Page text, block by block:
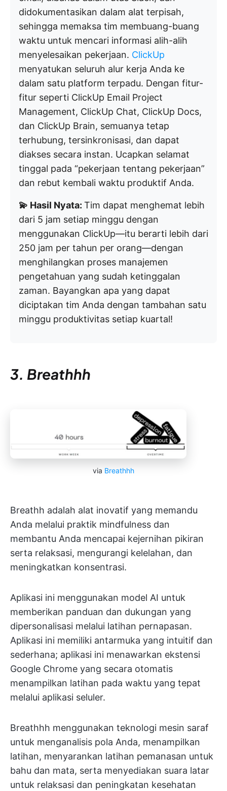
didokumentasikan dalam alat terpisah,
sehingga memaksa tim membuang-buang
waktu untuk mencari informasi alih-alih
menyelesaikan pekerjaan. ClickUp
menyatukan seluruh alur kerja Anda ke
dalam satu platform terpadu. Dengan fitur-
fitur seperti ClickUp Email Project
Management, ClickUp Chat, ClickUp Docs,
dan ClickUp Brain, semuanya tetap
terhubung, tersinkronisasi, dan dapat
diakses secara instan. Ucapkan selamat
tinggal pada “pekerjaan tentang pekerjaan”
dan rebut kembali waktu produktif Anda.
💫 Hasil Nyata: Tim dapat menghemat lebih
dari 5 jam setiap minggu dengan
menggunakan ClickUp—itu berarti lebih dari
250 jam per tahun per orang—dengan
menghilangkan proses manajemen
pengetahuan yang sudah ketinggalan
zaman. Bayangkan apa yang dapat
diciptakan tim Anda dengan tambahan satu
minggu produktivitas setiap kuartal!
3. Breathhh
via Breathhh
Breathh adalah alat inovatif yang memandu
Anda melalui praktik mindfulness dan
membantu Anda mencapai kejernihan pikiran
serta relaksasi, mengurangi kelelahan, dan
meningkatkan konsentrasi.
Aplikasi ini menggunakan model AI untuk
memberikan panduan dan dukungan yang
dipersonalisasi melalui latihan pernapasan.
Aplikasi ini memiliki antarmuka yang intuitif dan
sederhana; aplikasi ini menawarkan ekstensi
Google Chrome yang secara otomatis
menampilkan latihan pada waktu yang tepat
melalui aplikasi seluler.
Breathhh menggunakan teknologi mesin saraf
untuk menganalisis pola Anda, menampilkan
latihan, menyarankan latihan pemanasan untuk
bahu dan mata, serta menyediakan suara latar
untuk relaksasi dan peningkatan kesehatan